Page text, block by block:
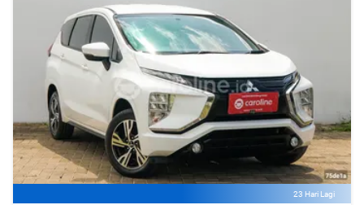
23 Hari Lagi